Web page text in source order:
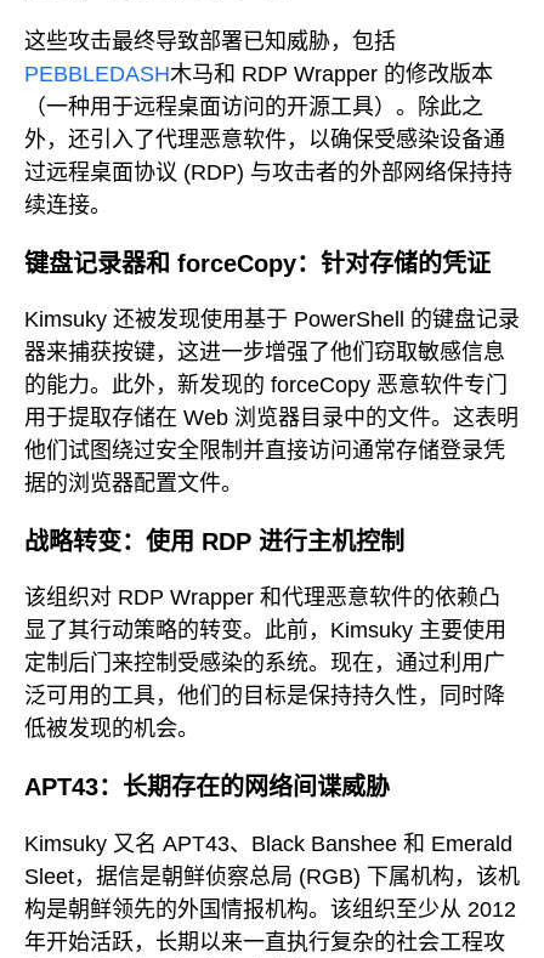
这些攻击最终导致部署已知威胁，包括
PEBBLEDASH木马和 RDP Wrapper 的修改版本
（一种用于远程桌面访问的开源工具）。除此之
外，还引入了代理恶意软件，以确保受感染设备通
过远程桌面协议 (RDP) 与攻击者的外部网络保持持
续连接。
键盘记录器和 forceCopy：针对存储的凭证
Kimsuky 还被发现使用基于 PowerShell 的键盘记录
器来捕获按键，这进一步增强了他们窃取敏感信息
的能力。此外，新发现的 forceCopy 恶意软件专门
用于提取存储在 Web 浏览器目录中的文件。这表明
他们试图绕过安全限制并直接访问通常存储登录凭
据的浏览器配置文件。
战略转变：使用 RDP 进行主机控制
该组织对 RDP Wrapper 和代理恶意软件的依赖凸
显了其行动策略的转变。此前，Kimsuky 主要使用
定制后门来控制受感染的系统。现在，通过利用广
泛可用的工具，他们的目标是保持持久性，同时降
低被发现的机会。
APT43：长期存在的网络间谍威胁
Kimsuky 又名 APT43、Black Banshee 和 Emerald
Sleet，据信是朝鲜侦察总局 (RGB) 下属机构，该机
构是朝鲜领先的外国情报机构。该组织至少从 2012
年开始活跃，长期以来一直执行复杂的社会工程攻